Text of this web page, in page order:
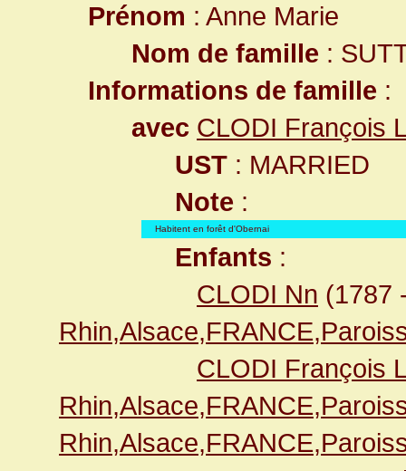
Prénom : Anne Marie
Nom de famille :
Informations de famille :
avec CLODI François
UST : MARRIED
Note :
Habitent en forêt d'Obernai
Enfants :
CLODI Nn (1787
CLODI François